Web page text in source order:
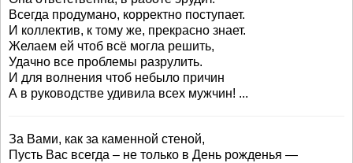
Всегда продумано, корректно поступает.
И коллектив, к тому же, прекрасно знает.
Желаем ей чтоб всё могла решить,
Удачно все проблемы разрулить.
И для волнения чтоб небыло причин
А в руководстве удивила всех мужчин! ...
За Вами, как за каменной стеной,
Пусть Вас всегда – не только в День рожденья —